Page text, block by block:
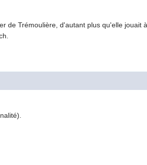
de Trémoulière, d'autant plus qu'elle